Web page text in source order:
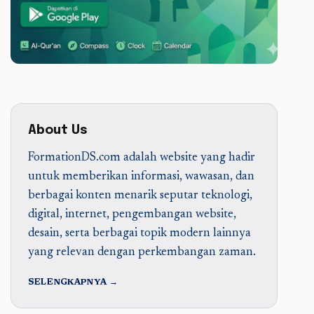
About Us
FormationDS.com adalah website yang hadir
untuk memberikan informasi, wawasan, dan
berbagai konten menarik seputar teknologi,
digital, internet, pengembangan website,
desain, serta berbagai topik modern lainnya
yang relevan dengan perkembangan zaman.
SELENGKAPNYA →